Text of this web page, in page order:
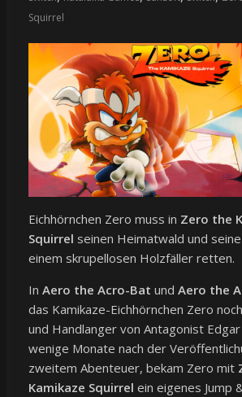
Squirrel
Eichhörnchen Zero muss in Zero the
Squirrel seinen Heimatwald und
einem skrupellosen Holzfäller retten.
In Aero the Acro-Bat und Aero the
das Kamikaze-Eichhörnchen Zero
und Handlanger von Antagonist
wenige Monate nach der
zweitem Abenteuer, bekam Zero mit
Kamikaze Squirrel ein eigenes Jump